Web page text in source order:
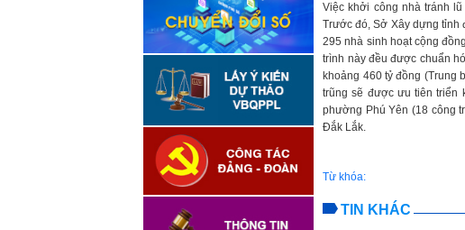
Việc khởi công nhà tránh
Trước đó, Sở Xây dựng tỉnh
295 nhà sinh hoạt cộng
trình này đều được chuẩn
khoảng 460 tỷ đồng (Trung
trũng sẽ được ưu tiên triển
phường Phú Yên (18 công
Đắk Lắk.
Từ khóa:
TIN KHÁC